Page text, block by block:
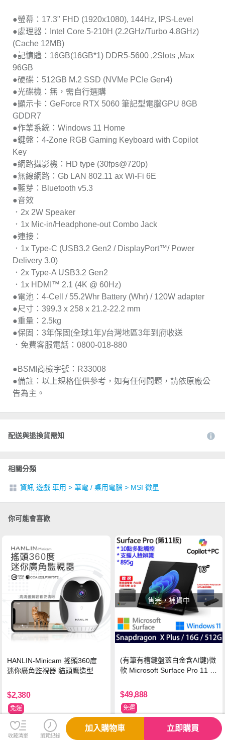
●螢幕：17.3" FHD (1920x1080), 144Hz, IPS-Level
●處理器：Intel Core 5-210H (2.2GHz/Turbo 4.8GHz)
(Cache 12MB)
●記憶體：16GB(16GB*1) DDR5-5600 ,2Slots ,Max
96GB
●硬碟：512GB M.2 SSD (NVMe PCIe Gen4)
●光碟機：無，需自行選購
●顯示卡：GeForce RTX 5060 筆記型電腦GPU 8GB
GDDR7
●作業系統：Windows 11 Home
●鍵盤：4-Zone RGB Gaming Keyboard with Copilot
Key
●網路攝影機：HD type (30fps@720p)
●無線網路：Gb LAN 802.11 ax Wi-Fi 6E
●藍芽：Bluetooth v5.3
●音效
．2x 2W Speaker
．1x Mic-in/Headphone-out Combo Jack
●連接：
．1x Type-C (USB3.2 Gen2 / DisplayPort™/ Power
Delivery 3.0)
．2x Type-A USB3.2 Gen2
．1x HDMI™ 2.1 (4K @ 60Hz)
●電池：4-Cell / 55.2Whr Battery (Whr) / 120W adapter
●尺寸：399.3 x 258 x 21.2-22.2 mm
●重量：2.5kg
●保固：3年保固(全球1年)/台灣地區3年到府收送
．免費客服電話：0800-018-880
●BSMI商檢字號：R33008
●備註：以上規格僅供參考，如有任何問題，請依原廠公
告為主。
配送與退換貨需知
相關分類
資訊 遊戲 車用 > 筆電 / 桌用電腦 > MSI 微星
你可能會喜歡
HANLIN-Minicam 搖頭360度
迷你廣角監視器 貓頭鷹造型
$2,380
免運
售完，補貨中
(有筆有槽鍵盤蓋白金含AI鍵)微
軟 Microsoft Surface Pro 11 (S
石墨黑
$49,888
免運
收藏清單 瀏覽紀錄
加入購物車 立即購買